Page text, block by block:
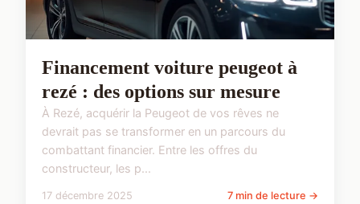
Financement voiture peugeot à
rezé : des options sur mesure
À Rezé, acquérir la Peugeot de vos rêves ne
devrait pas se transformer en un parcours du
combattant financier. Entre les offres du
constructeur, les p...
17 décembre 2025 7 min de lecture →